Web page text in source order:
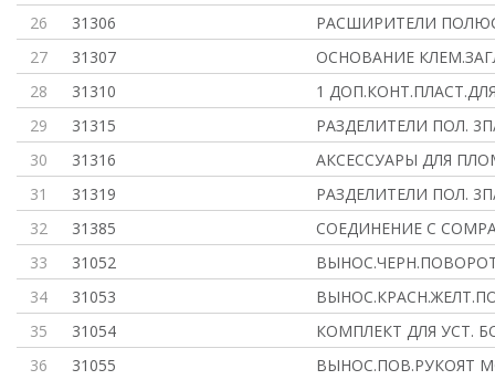
26
31306
РАСШИРИТЕЛИ
27
31307
ОСНОВАНИЕ
28
31310
1
29
31315
РАЗДЕЛИТЕЛИ ПОЛ.
30
31316
АКСЕССУАРЫ ДЛЯ
31
31319
РАЗДЕЛИТЕЛИ ПОЛ.
32
31385
СОЕДИНЕНИЕ С
33
31052
34
31053
35
31054
КОМПЛЕКТ ДЛЯ УСТ.
36
31055
ВЫНОС.ПОВ.РУКОЯТ